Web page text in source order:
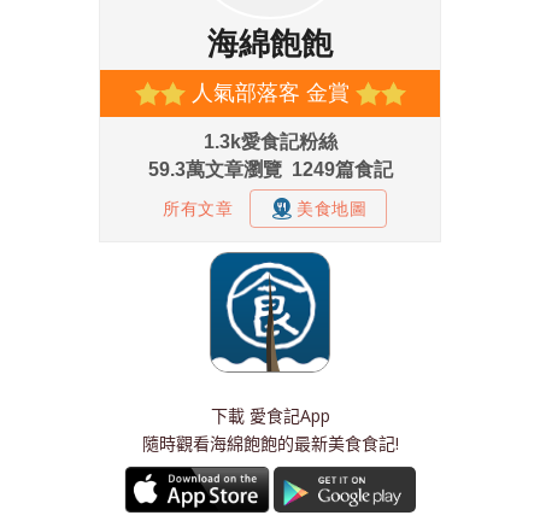
下載 愛食記App
隨時觀看海綿飽飽的最新美食食記!